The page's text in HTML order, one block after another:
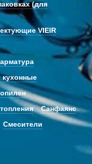
(для
VIEIR
кухонные
Санфаянс
Смесители